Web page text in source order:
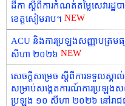
ដីកា ស្តីពីការកំណត់តម្លៃសេវារដ្
ខេត្តសៀមរាប។ NEW
ACU និងការប្រឡងសញ្ញាបត្
សីហា ២០២៦ NEW
សេចក្តីសម្រេច ស្តីពីការទទួលស្គា
សម្រាប់សង្កេតការណ៍ការប្រឡ
ប្រឡង ១០ សីហា ២០២៦ នៅរាជធ